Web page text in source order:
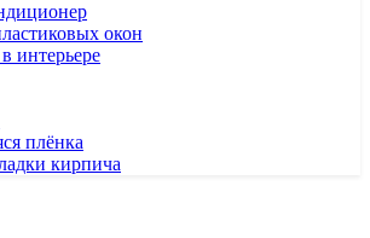
окон
интерьере
плёнка
кирпича